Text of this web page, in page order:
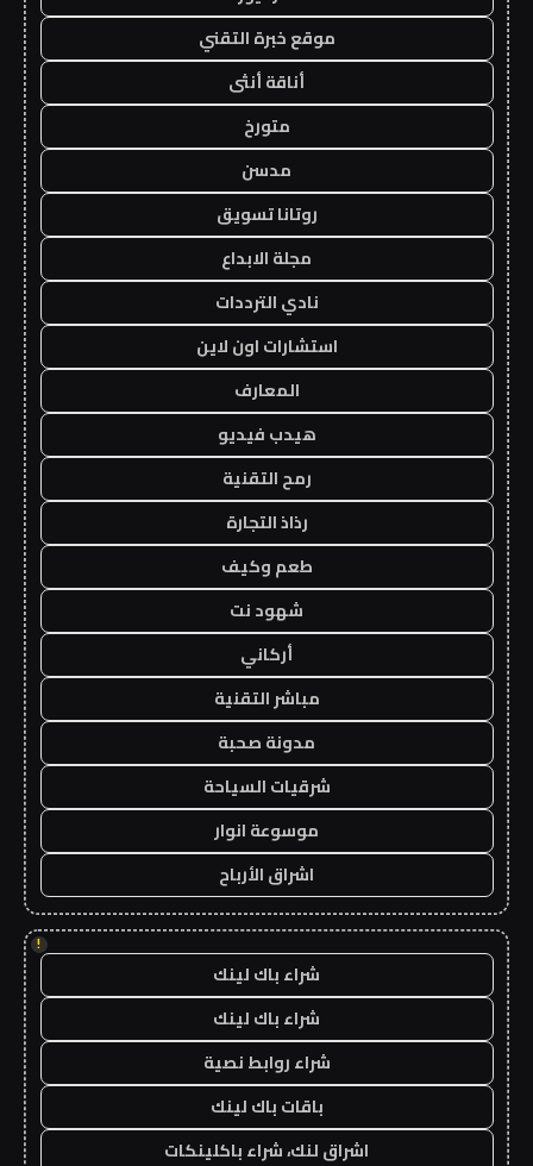
موقع خبرة التقني
أناقة أنثى
متورخ
مدسن
روتانا تسويق
مجلة الابداع
نادي الترددات
استشارات اون لاين
المعارف
هيدب فيديو
رمح التقنية
رذاذ التجارة
طعم وكيف
شهود نت
أركاني
مباشر التقنية
مدونة صحبة
شرقيات السياحة
موسوعة انوار
اشراق الأرباح
!
شراء باك لينك
شراء باك لينك
شراء روابط نصية
باقات باك لينك
اشراق لنك، شراء باكلينكات